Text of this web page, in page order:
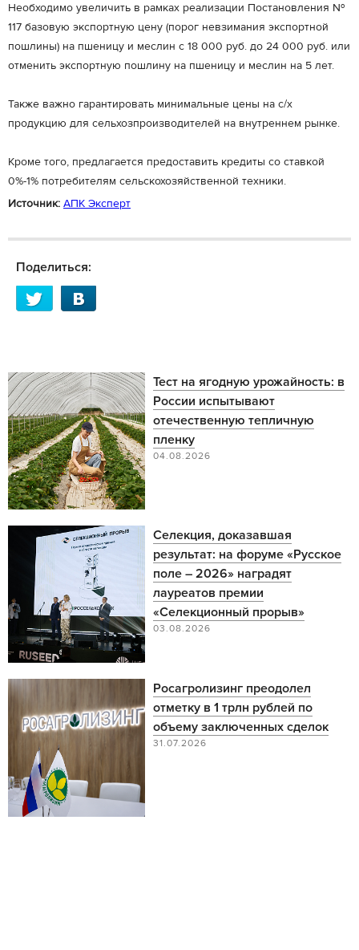
Необходимо увеличить в рамках реализации Постановления №
117 базовую экспортную цену (порог невзимания экспортной
пошлины) на пшеницу и меслин с 18 000 руб. до 24 000 руб. или
отменить экспортную пошлину на пшеницу и меслин на 5 лет.
Также важно гарантировать минимальные цены на с/х
продукцию для сельхозпроизводителей на внутреннем рынке.
Кроме того, предлагается предоставить кредиты со ставкой
0%-1% потребителям сельскохозяйственной техники.
Источник: АПК Эксперт
Поделиться:
Тест на ягодную урожайность: в
России испытывают
отечественную тепличную
пленку
04.08.2026
Селекция, доказавшая
результат: на форуме «Русское
поле – 2026» наградят
лауреатов премии
«Селекционный прорыв»
03.08.2026
Росагролизинг преодолел
отметку в 1 трлн рублей по
объему заключенных сделок
31.07.2026